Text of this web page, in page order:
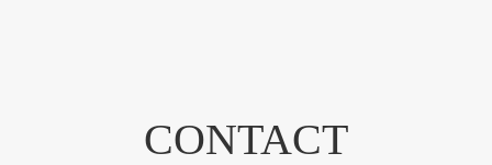
CONTACT